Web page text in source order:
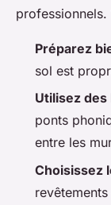
Préparez
sol est
Utilisez des
ponts
entre les
Choisissez